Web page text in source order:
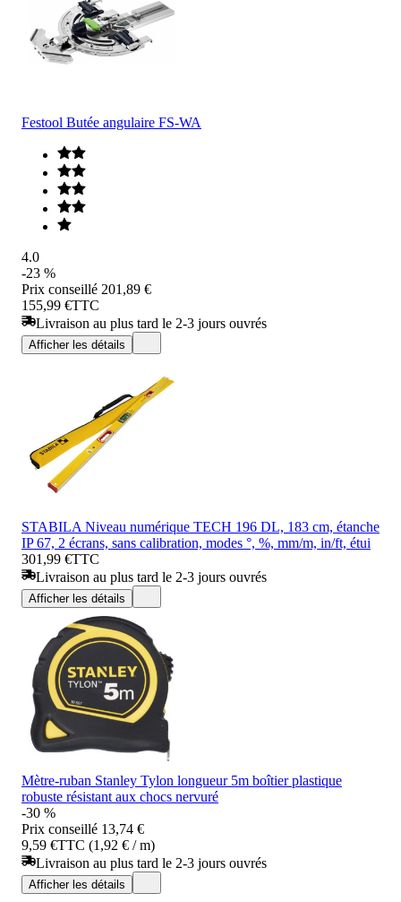
Festool Butée angulaire FS-WA
4.0
-23 %
Prix conseillé 201,89 €
155,99 €TTC
Livraison au plus tard le 2-3 jours ouvrés
Afficher les détails
STABILA Niveau numérique TECH 196 DL, 183 cm, étanche
IP 67, 2 écrans, sans calibration, modes °, %, mm/m, in/ft, étui
301,99 €TTC
Livraison au plus tard le 2-3 jours ouvrés
Afficher les détails
Mètre-ruban Stanley Tylon longueur 5m boîtier plastique
robuste résistant aux chocs nervuré
-30 %
Prix conseillé 13,74 €
9,59 €TTC (1,92 € / m)
Livraison au plus tard le 2-3 jours ouvrés
Afficher les détails